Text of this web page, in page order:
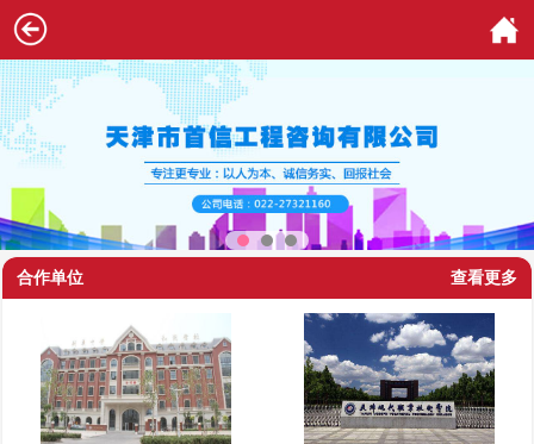
查看更多
合作单位